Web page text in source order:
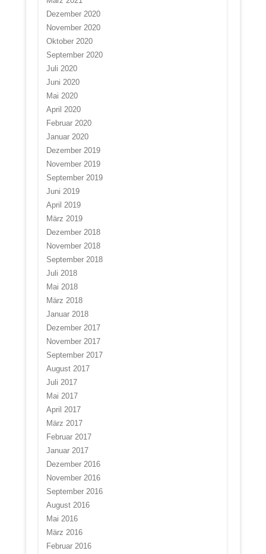
Dezember 2020
November 2020
Oktober 2020
September 2020
Juli 2020
Juni 2020
Mai 2020
April 2020
Februar 2020
Januar 2020
Dezember 2019
November 2019
September 2019
Juni 2019
April 2019
März 2019
Dezember 2018
November 2018
September 2018
Juli 2018
Mai 2018
März 2018
Januar 2018
Dezember 2017
November 2017
September 2017
August 2017
Juli 2017
Mai 2017
April 2017
März 2017
Februar 2017
Januar 2017
Dezember 2016
November 2016
September 2016
August 2016
Mai 2016
März 2016
Februar 2016